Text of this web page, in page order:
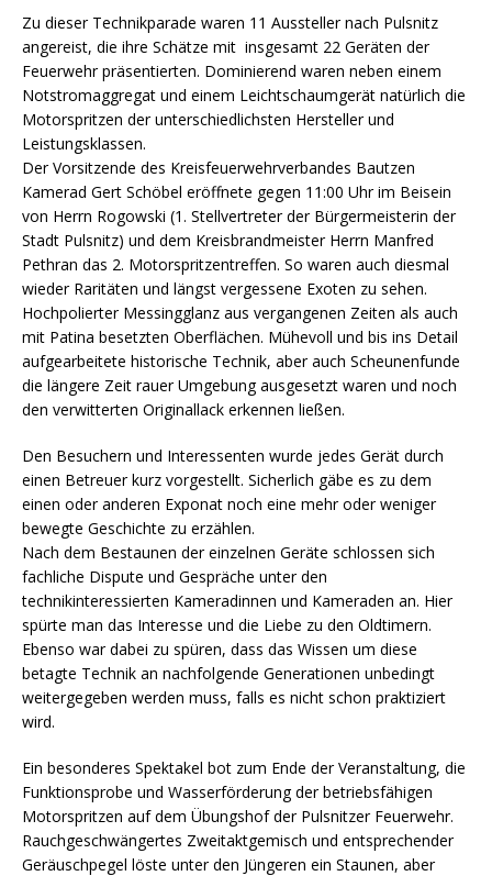
Zu dieser Technikparade waren 11 Aussteller nach Pulsnitz
angereist, die ihre Schätze mit insgesamt 22 Geräten der
Feuerwehr präsentierten. Dominierend waren neben einem
Notstromaggregat und einem Leichtschaumgerät natürlich die
Motorspritzen der unterschiedlichsten Hersteller und
Leistungsklassen.
Der Vorsitzende des Kreisfeuerwehrverbandes Bautzen
Kamerad Gert Schöbel eröffnete gegen 11:00 Uhr im Beisein
von Herrn Rogowski (1. Stellvertreter der Bürgermeisterin der
Stadt Pulsnitz) und dem Kreisbrandmeister Herrn Manfred
Pethran das 2. Motorspritzentreffen. So waren auch diesmal
wieder Raritäten und längst vergessene Exoten zu sehen.
Hochpolierter Messingglanz aus vergangenen Zeiten als auch
mit Patina besetzten Oberflächen. Mühevoll und bis ins Detail
aufgearbeitete historische Technik, aber auch Scheunenfunde
die längere Zeit rauer Umgebung ausgesetzt waren und noch
den verwitterten Originallack erkennen ließen.
Den Besuchern und Interessenten wurde jedes Gerät durch
einen Betreuer kurz vorgestellt. Sicherlich gäbe es zu dem
einen oder anderen Exponat noch eine mehr oder weniger
bewegte Geschichte zu erzählen.
Nach dem Bestaunen der einzelnen Geräte schlossen sich
fachliche Dispute und Gespräche unter den
technikinteressierten Kameradinnen und Kameraden an. Hier
spürte man das Interesse und die Liebe zu den Oldtimern.
Ebenso war dabei zu spüren, dass das Wissen um diese
betagte Technik an nachfolgende Generationen unbedingt
weitergegeben werden muss, falls es nicht schon praktiziert
wird.
Ein besonderes Spektakel bot zum Ende der Veranstaltung, die
Funktionsprobe und Wasserförderung der betriebsfähigen
Motorspritzen auf dem Übungshof der Pulsnitzer Feuerwehr.
Rauchgeschwängertes Zweitaktgemisch und entsprechender
Geräuschpegel löste unter den Jüngeren ein Staunen, aber